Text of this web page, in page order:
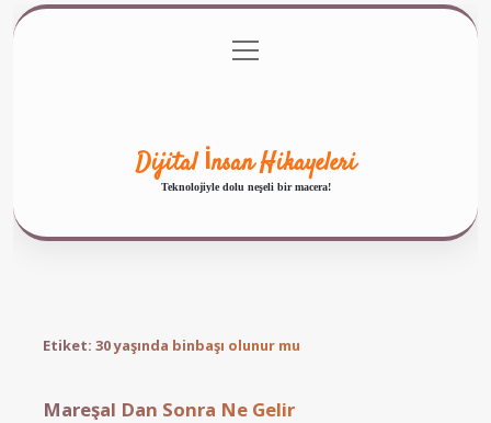
Gizlilik Politikası
menüyü
aç
Dijital İnsan Hikayeleri
Teknolojiyle dolu neşeli bir macera!
Etiket: 30 yaşında binbaşı olunur mu
Mareşal Dan Sonra Ne Gelir